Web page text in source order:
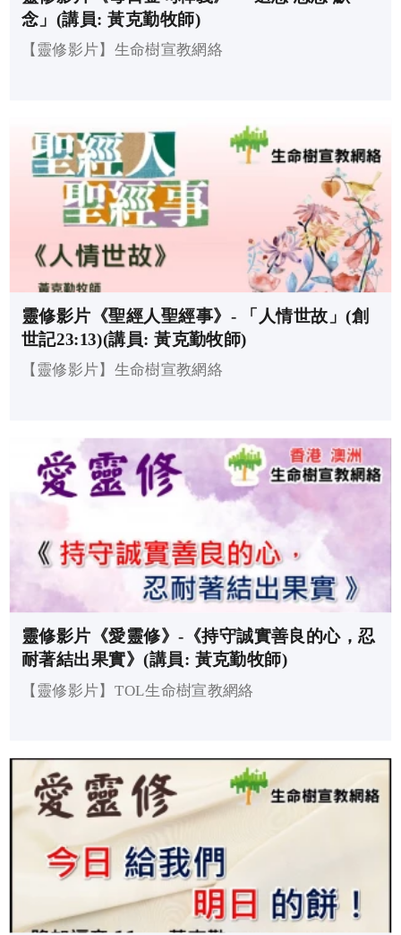
念」(講員: 黃克勤牧師)
【靈修影片】生命樹宣教網絡
靈修影片《聖經人聖經事》- 「人情世故」(創
世記23:13)(講員: 黃克勤牧師)
【靈修影片】生命樹宣教網絡
靈修影片《愛靈修》-《持守誠實善良的心，忍
耐著結出果實》(講員: 黃克勤牧師)
【靈修影片】TOL生命樹宣教網絡